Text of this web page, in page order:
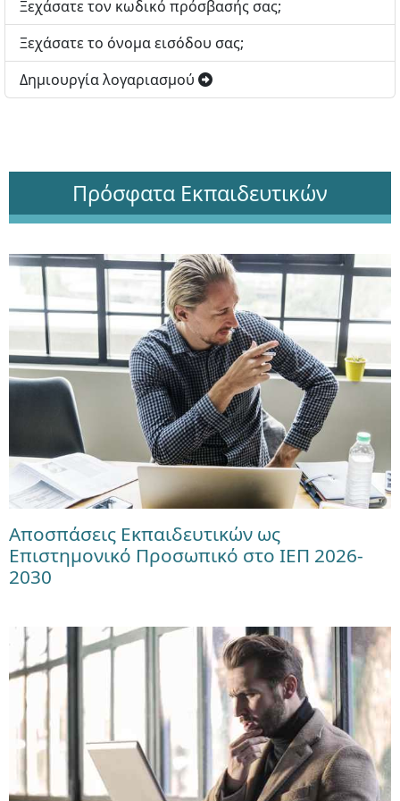
Ξεχάσατε τον κωδικό πρόσβασής σας;
Ξεχάσατε το όνομα εισόδου σας;
Δημιουργία λογαριασμού
Πρόσφατα Εκπαιδευτικών
Αποσπάσεις Εκπαιδευτικών ως
Επιστημονικό Προσωπικό στο ΙΕΠ 2026-
2030